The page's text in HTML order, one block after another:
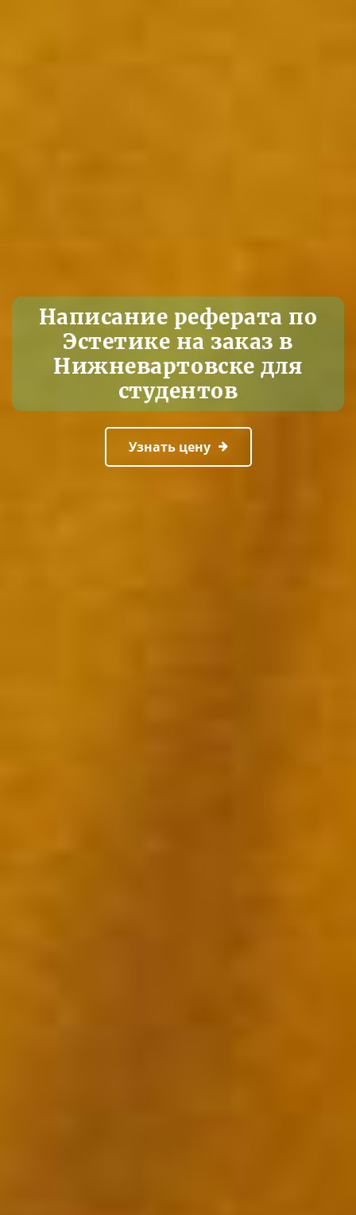
Написание реферата по
Эстетике на заказ в
Нижневартовске для
студентов
Узнать цену